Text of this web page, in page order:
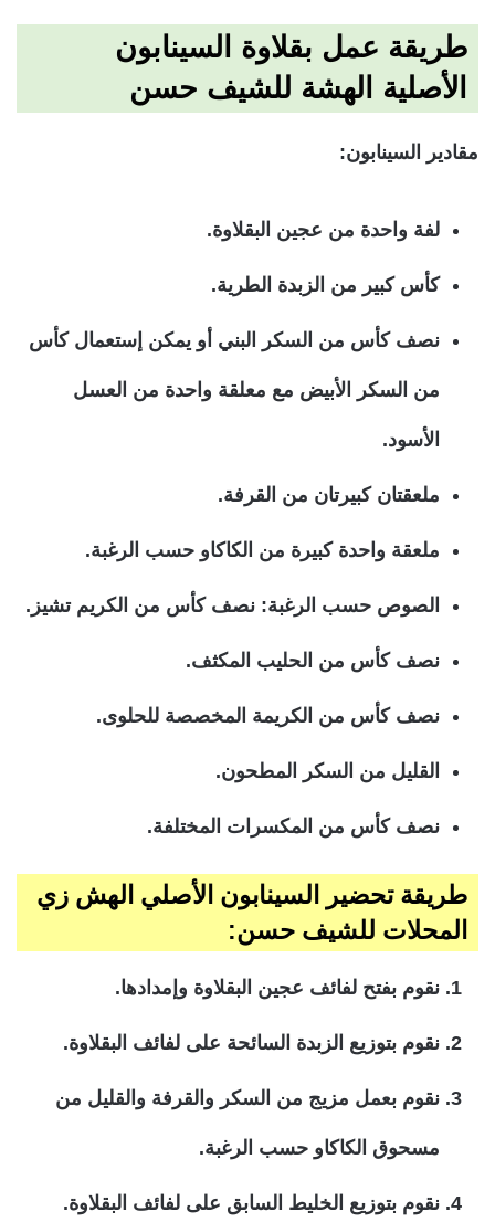
طريقة عمل بقلاوة السينابون
الأصلية الهشة للشيف حسن
مقادير السينابون:
لفة واحدة من عجين البقلاوة.
كأس كبير من الزبدة الطرية.
نصف كأس من السكر البني أو يمكن إستعمال كأس
من السكر الأبيض مع معلقة واحدة من العسل
الأسود.
ملعقتان كبيرتان من القرفة.
ملعقة واحدة كبيرة من الكاكاو حسب الرغبة.
الصوص حسب الرغبة: نصف كأس من الكريم تشيز.
نصف كأس من الحليب المكثف.
نصف كأس من الكريمة المخصصة للحلوى.
القليل من السكر المطحون.
نصف كأس من المكسرات المختلفة.
طريقة تحضير السينابون الأصلي الهش زي
المحلات للشيف حسن:
نقوم بفتح لفائف عجين البقلاوة وإمدادها.
نقوم بتوزيع الزبدة السائحة على لفائف البقلاوة.
نقوم بعمل مزيج من السكر والقرفة والقليل من
مسحوق الكاكاو حسب الرغبة.
نقوم بتوزيع الخليط السابق على لفائف البقلاوة.